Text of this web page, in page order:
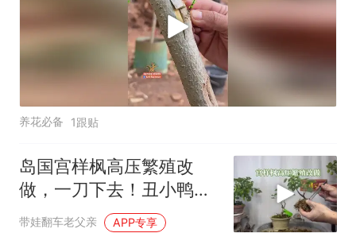
养花必备 1跟贴
岛国宫样枫高压繁殖改
做，一刀下去！丑小鸭变
白天鹅
带娃翻车老父亲 APP专享